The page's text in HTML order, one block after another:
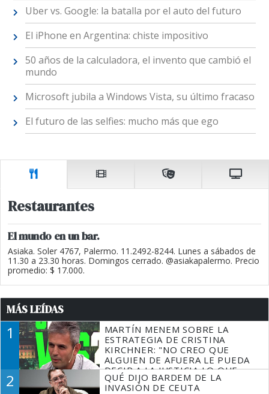
Uber vs. Google: la batalla por el auto del futuro
El iPhone en Argentina: chiste impositivo
50 años de la calculadora, el invento que cambió el
mundo
Microsoft jubila a Windows Vista, su último fracaso
El futuro de las selfies: mucho más que ego
Restaurantes
El mundo en un bar.
Asiaka. Soler 4767, Palermo. 11.2492-8244. Lunes a sábados de
11.30 a 23.30 horas. Domingos cerrado. @asiakapalermo. Precio
promedio: $ 17.000.
MÁS LEÍDAS
1
MARTÍN MENEM SOBRE LA
ESTRATEGIA DE CRISTINA
KIRCHNER: "NO CREO QUE
ALGUIEN DE AFUERA LE PUEDA
DECIR A LA JUSTICIA LO QUE
TIENE QUE HACER"
2
QUÉ DIJO BARDEM DE LA
INVASIÓN DE CEUTA